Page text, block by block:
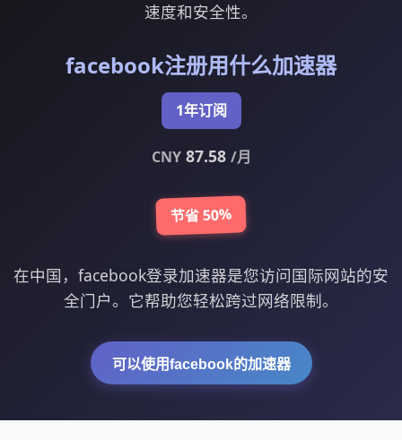
速度和安全性。
facebook注册用什么加速器
1年订阅
CNY87.58 /月
节省 50%
在中国，facebook登录加速器是您访问国际网站的安
全门户。它帮助您轻松跨过网络限制。
可以使用facebook的加速器